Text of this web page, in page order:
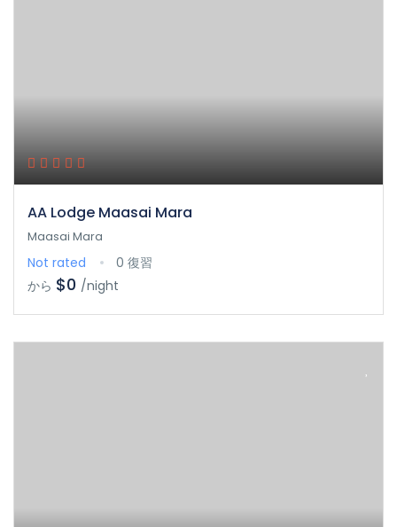
AA Lodge Maasai Mara
Maasai Mara
Not rated
0 復習
から $0 /night